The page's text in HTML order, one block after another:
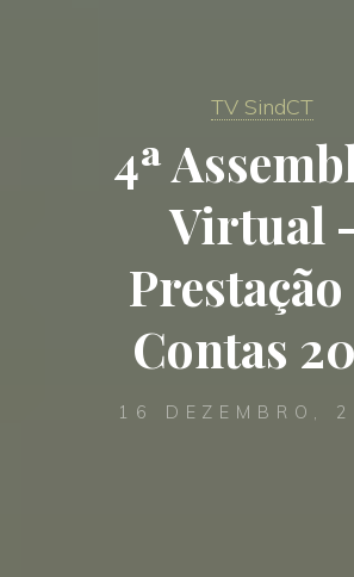
TV SindCT
4ª
Virtual
Prestação
Contas
16 DEZEMBRO,